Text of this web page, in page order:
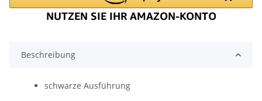
Beschreibung
schwarze Ausführung